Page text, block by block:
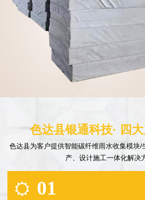
色达县银通科技· 四
色达县为客户提供智能碳纤维雨水收集模块/
产、设计施工一体化解决
01